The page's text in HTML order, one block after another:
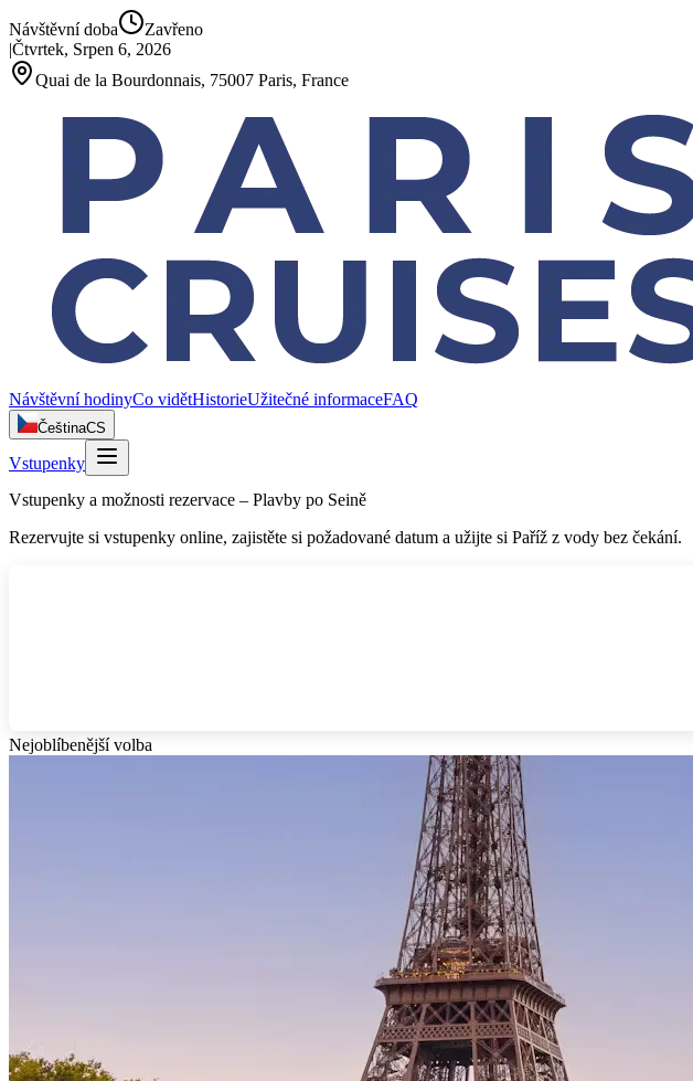
Návštěvní doba
Zavřeno
|Čtvrtek, Srpen 6, 2026
Quai de la Bourdonnais, 75007 Paris, France
Návštěvní hodinyCo vidětHistorieUžitečné informaceFAQ
ČeštinaCS
Vstupenky
Vstupenky a možnosti rezervace – Plavby po Seině
Rezervujte si vstupenky online, zajistěte si požadované datum a užijte si Paříž z vody bez čekání.
Nejoblíbenější volba